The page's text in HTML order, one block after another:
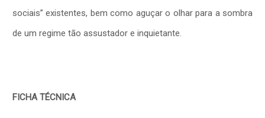
sociais” existentes, bem como aguçar o olhar para a sombra
de um regime tão assustador e inquietante.
FICHA TÉCNICA